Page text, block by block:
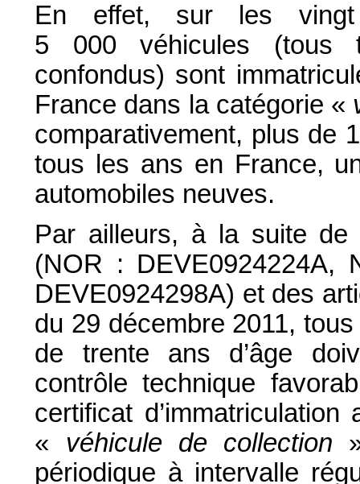
En effet, sur les vingt
5 000 véhicules (tous
confondus) sont
France dans la catégorie «
comparativement, plus de
tous les ans en France,
automobiles neuves.
Par ailleurs, à la suite
(NOR : DEVE0924224A,
DEVE0924298A) et des
du 29 décembre 2011,
de trente ans d’âge
contrôle technique
certificat
« véhicule de collection
périodique à intervalle